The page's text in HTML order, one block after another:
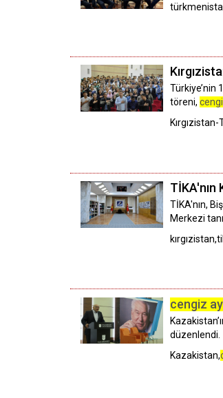
Türkiye’nin
töreni,
TİKA'nın
TİKA'nın,
Merkezi
cengiz
düzenlendi.
Kazakistan,